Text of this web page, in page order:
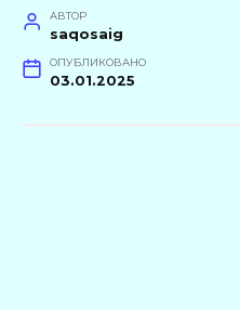
АВТОР
saqosaig
ОПУБЛИКОВАНО
03.01.2025